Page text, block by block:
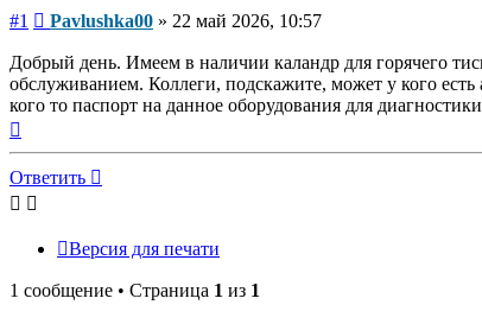
#1 Сообщение
Pavlushka00 » 22 май 2026, 10:57
Добрый день. Имеем в наличии каландр для горячего
обслуживанием. Коллеги, подскажите, может у кого
кого то паспорт на данное оборудования для
началу
Ответить
Версия для печати
1 сообщение • Страница 1 из 1